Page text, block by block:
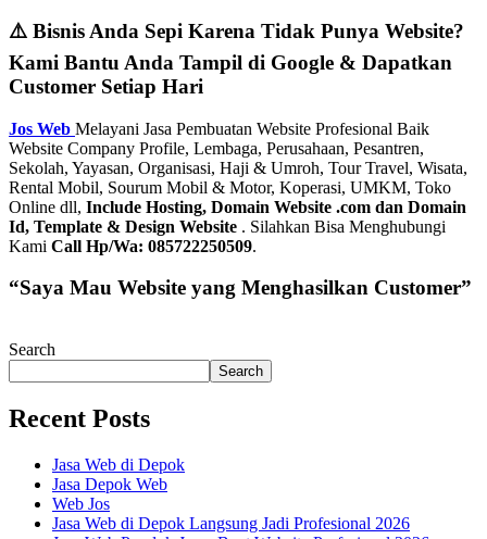
⚠️ Bisnis Anda Sepi Karena Tidak Punya Website?
Kami Bantu Anda Tampil di Google & Dapatkan
Customer Setiap Hari
Jos Web Melayani Jasa Pembuatan Website Profesional Baik
Website Company Profile, Lembaga, Perusahaan, Pesantren,
Sekolah, Yayasan, Organisasi, Haji & Umroh, Tour Travel, Wisata,
Rental Mobil, Sourum Mobil & Motor, Koperasi, UMKM, Toko
Online dll, Include Hosting, Domain Website .com dan Domain
Id, Template & Design Website . Silahkan Bisa Menghubungi
Kami Call Hp/Wa: 085722250509.
“Saya Mau Website yang Menghasilkan Customer”
Search
Search
Recent Posts
Jasa Web di Depok
Jasa Depok Web
Web Jos
Jasa Web di Depok Langsung Jadi Profesional 2026